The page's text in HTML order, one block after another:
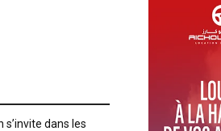
s’invite dans les